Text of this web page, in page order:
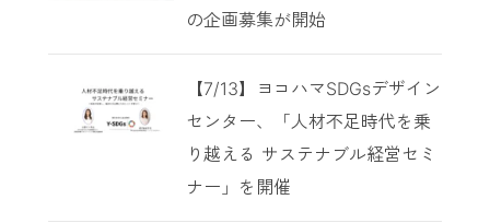
の企画募集が開始
【7/13】ヨコハマSDGsデザイン
センター、「人材不足時代を乗
り越える サステナブル経営セミ
ナー」を開催